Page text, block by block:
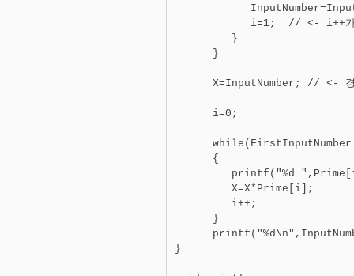
i=1;  // <- i++가
         }
      }
X=InputNumber; // <- 경
      i=0;
      {
printf("%d
         X=X*Prime[i];
         i++;
      }
}